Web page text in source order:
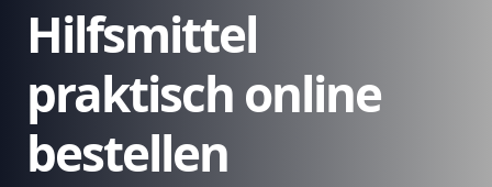
Hilfsmittel
praktisch online
bestellen